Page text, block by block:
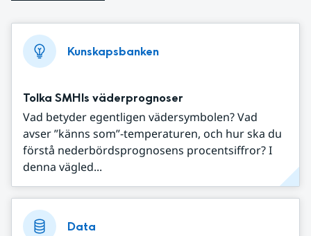
Kunskapsbanken
Tolka SMHIs väderprognoser
Vad betyder egentligen vädersymbolen? Vad
avser ”känns som”-temperaturen, och hur ska du
förstå nederbördsprognosens procentsiffror? I
denna vägled...
Data